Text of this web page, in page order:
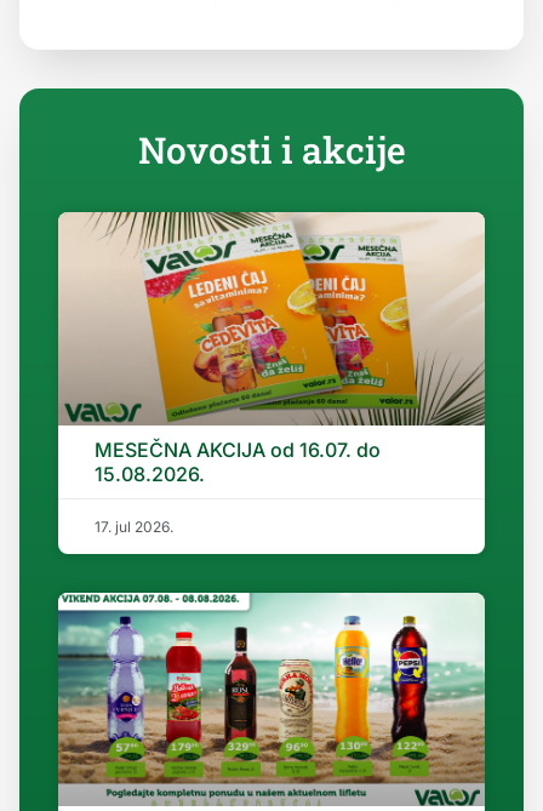
Novosti i akcije
MESEČNA AKCIJA od 16.07. do
15.08.2026.
17. jul 2026.